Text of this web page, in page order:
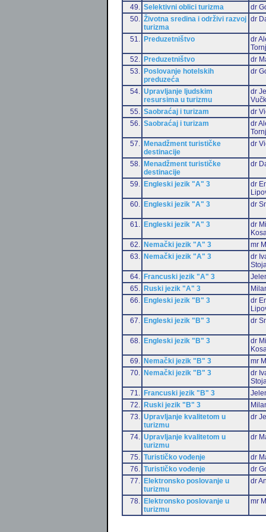
49.
Selektivni oblici turizma
dr
50.
Životna sredina i održivi razvoj
turizma
dr
51. Preduzetništvo
dr
52.
Preduzetništvo
dr
53.
Poslovanje hotelskih
preduzeća
dr
54.
Upravljanje ljudskim
resursima u turizmu
dr
55.
Saobraćaj i turizam
dr
56.
Saobraćaj i turizam
dr
57.
Menadžment turističke
destinacije
dr
58.
Menadžment turističke
destinacije
dr
59. Engleski jezik "A" 3
dr
60.
Engleski jezik "A" 3 dr
61. Engleski jezik "A" 3
dr
62.
Nemački jezik "A" 3
mr
63.
Nemački jezik "A" 3
dr
64.
Francuski jezik "A" 3
65.
Ruski jezik "A" 3
66.
Engleski jezik "B" 3
dr
67.
Engleski jezik "B" 3 dr
68. Engleski jezik "B" 3
dr
69.
Nemački jezik "B" 3
mr
70.
Nemački jezik "B" 3
dr
71.
Francuski jezik "B" 3
72.
Ruski jezik "B" 3
73.
Upravljanje kvalitetom u
turizmu
dr
74.
Upravljanje kvalitetom u
turizmu
dr
75. Turističko vođenje
dr
76.
Turističko vođenje
dr
77.
Elektronsko poslovanje u
turizmu
dr
78.
Elektronsko poslovanje u
turizmu
mr